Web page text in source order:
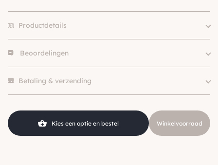
Productdetails
Merk
Size
S, M
Hondgrootte
Materiaal
Katoen
Beoordelingen
Betaling & verzending
Kies een optie en bestel Winkelvoorraad